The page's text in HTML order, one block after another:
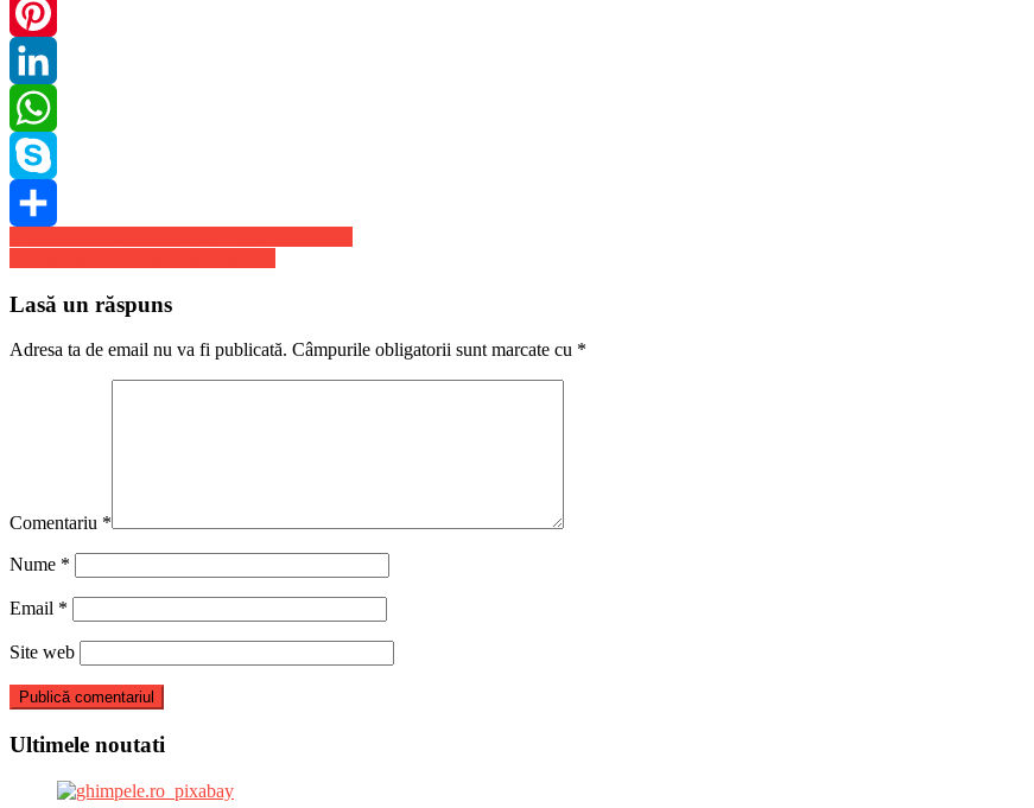
Twitter
Pinterest
LinkedIn
WhatsApp
Skype
Share
Navigare
în
articole
Lasă un răspuns
Adresa ta de email nu va fi publicată. Câmpurile obligatorii sunt marcate cu *
Comentariu *
Nume *
Email *
Site web
Ultimele noutati